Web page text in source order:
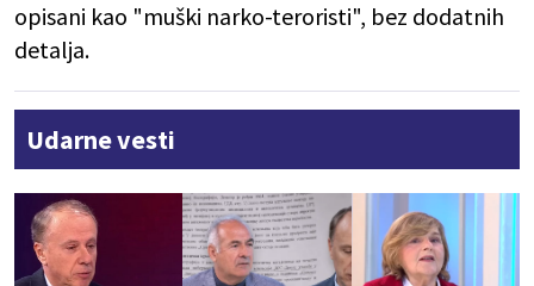
opisani kao "muški narko-teroristi", bez dodatnih
detalja.
Udarne vesti